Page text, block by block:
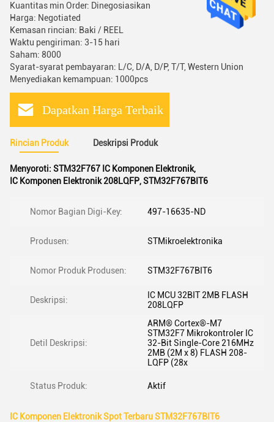
Kuantitas min Order: Dinegosiasikan
Harga: Negotiated
Kemasan rincian: Baki / REEL
Waktu pengiriman: 3-15 hari
Saham: 8000
Syarat-syarat pembayaran: L/C, D/A, D/P, T/T, Western Union
Menyediakan kemampuan: 1000pcs
Dapatkan Harga Terbaik
Rincian Produk Deskripsi Produk
Menyoroti: STM32F767 IC Komponen Elektronik,
IC Komponen Elektronik 208LQFP,STM32F767BIT6
Nomor Bagian Digi-Key: 497-16635-ND
Produsen: STMikroelektronika
Nomor Produk Produsen: STM32F767BIT6
Deskripsi:
IC MCU 32BIT 2MB FLASH
208LQFP
Detil Deskripsi:
ARM® Cortex®-M7
STM32F7 Mikrokontroler IC
32-Bit Single-Core 216MHz
2MB (2M x 8) FLASH 208-
LQFP (28x
Status Produk: Aktif
IC Komponen Elektronik Spot Terbaru STM32F767BIT6